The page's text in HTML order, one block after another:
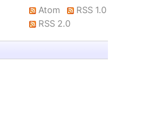
Atom
RSS 1.0
RSS 2.0